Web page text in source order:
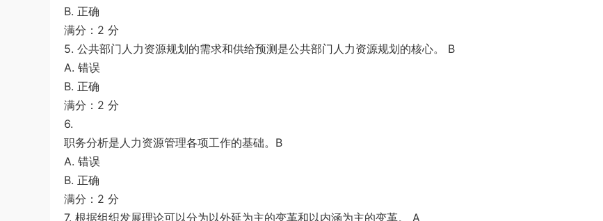
B. 正确
满分：2 分
5. 公共部门人力资源规划的需求和供给预测是公共部门人力资源规划的核心。 B
A. 错误
B. 正确
满分：2 分
6.
职务分析是人力资源管理各项工作的基础。B
A. 错误
B. 正确
满分：2 分
7. 根据组织发展理论可以分为以外延为主的变革和以内涵为主的变革。 A